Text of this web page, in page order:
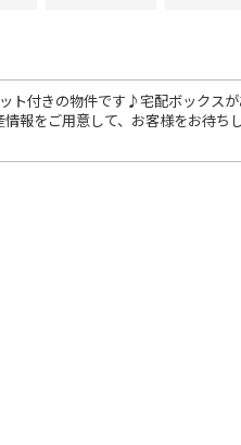
付きの物件です♪宅配ボックス
報をご用意して、お客様をお待